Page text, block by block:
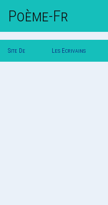
Poème-Fr
Site De Les Ecrivains